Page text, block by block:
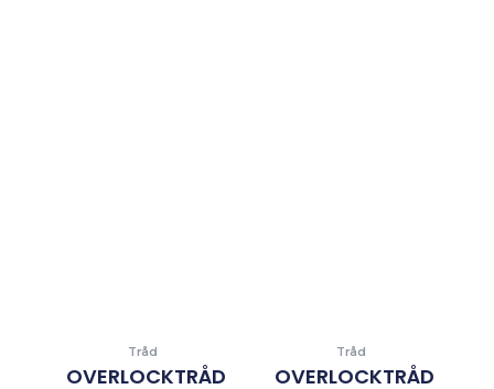
Tråd
OVERLOCKTRÅD
Tråd
OVERLOCKTRÅD